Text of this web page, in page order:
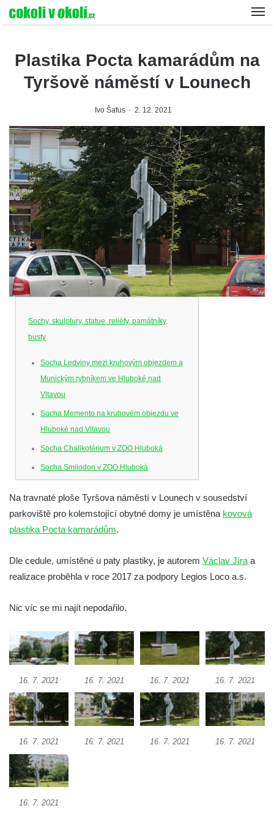
Plastika Pocta kamarádům na
Tyršově náměstí v Lounech
Ivo Šafus 2. 12. 2021
Sochy, skulptury, statue, reliéfy, památníky,
busty
Socha Ledviny mezi kruhovým objezdem a
Munickým rybníkem ve Hluboké nad
Vltavou
Socha Memento na kruhovém objezdu ve
Hluboké nad Vltavou
Socha Chalikotérium v ZOO Hluboká
Socha Smilodon v ZOO Hluboká
Socha Koroun bezzubý v ZOO Hluboká
Socha Plejtvák obrovský v ZOO Hluboká
Socha Mamutí lebka v ZOO Hluboká
Socha Mamut srstnatý v ZOO Hluboká
Socha Přátelství v ZOO Hluboká
Socha Matka příroda v ZOO Hluboká
Socha Lišky v ZOO Hluboká
Socha Kudlanka v ZOO Hluboká
Socha Vlčice s mládětem v ZOO Hluboká
Socha Tygr v ZOO Hluboká
Socha Želva v ZOO Hluboká
Na travnaté ploše Tyršova náměstí v Lounech v sousedství
parkoviště pro kolemstojící obytné domy je umístěna kovová
plastika Pocta kamarádům.
Dle cedule, umístěné u paty plastiky, je autorem Václav Jíra a
realizace proběhla v roce 2017 za podpory Legios Loco a.s.
Nic víc se mi najít nepodařilo.
16. 7. 2021 16. 7. 2021 16. 7. 2021 16. 7. 2021
16. 7. 2021 16. 7. 2021 16. 7. 2021 16. 7. 2021
16. 7. 2021